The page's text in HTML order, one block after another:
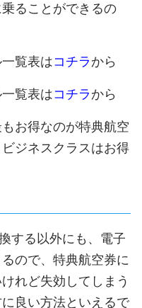
ることができるの
覧表はコチラ から
覧表はコチラ から
お得なのが特典航空
ジネスクラスはお得
する以外にも、電子
ので、特典航空券に
れど失効してしまう
良い方法といえるで